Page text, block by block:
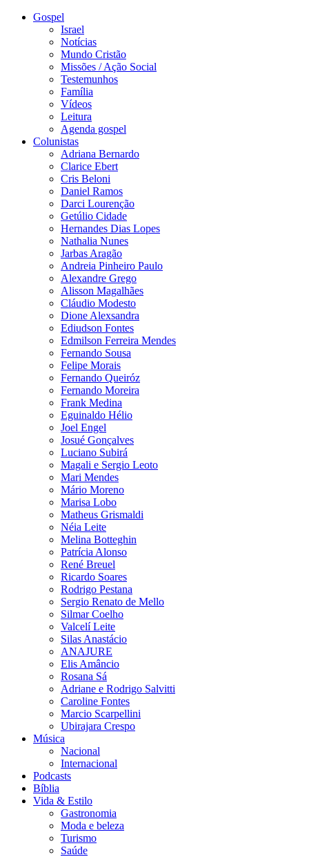
Gospel
Israel
Notícias
Mundo Cristão
Missões / Ação Social
Testemunhos
Família
Vídeos
Leitura
Agenda gospel
Colunistas
Adriana Bernardo
Clarice Ebert
Cris Beloni
Daniel Ramos
Darci Lourenção
Getúlio Cidade
Hernandes Dias Lopes
Nathalia Nunes
Jarbas Aragão
Andreia Pinheiro Paulo
Alexandre Grego
Alisson Magalhães
Cláudio Modesto
Dione Alexsandra
Ediudson Fontes
Edmilson Ferreira Mendes
Fernando Sousa
Felipe Morais
Fernando Queiróz
Fernando Moreira
Frank Medina
Eguinaldo Hélio
Joel Engel
Josué Gonçalves
Luciano Subirá
Magali e Sergio Leoto
Mari Mendes
Mário Moreno
Marisa Lobo
Matheus Grismaldi
Néia Leite
Melina Botteghin
Patrícia Alonso
René Breuel
Ricardo Soares
Rodrigo Pestana
Sergio Renato de Mello
Silmar Coelho
Valcelí Leite
Silas Anastácio
ANAJURE
Elis Amâncio
Rosana Sá
Adriane e Rodrigo Salvitti
Caroline Fontes
Marcio Scarpellini
Ubirajara Crespo
Música
Nacional
Internacional
Podcasts
Bíblia
Vida & Estilo
Gastronomia
Moda e beleza
Turismo
Saúde